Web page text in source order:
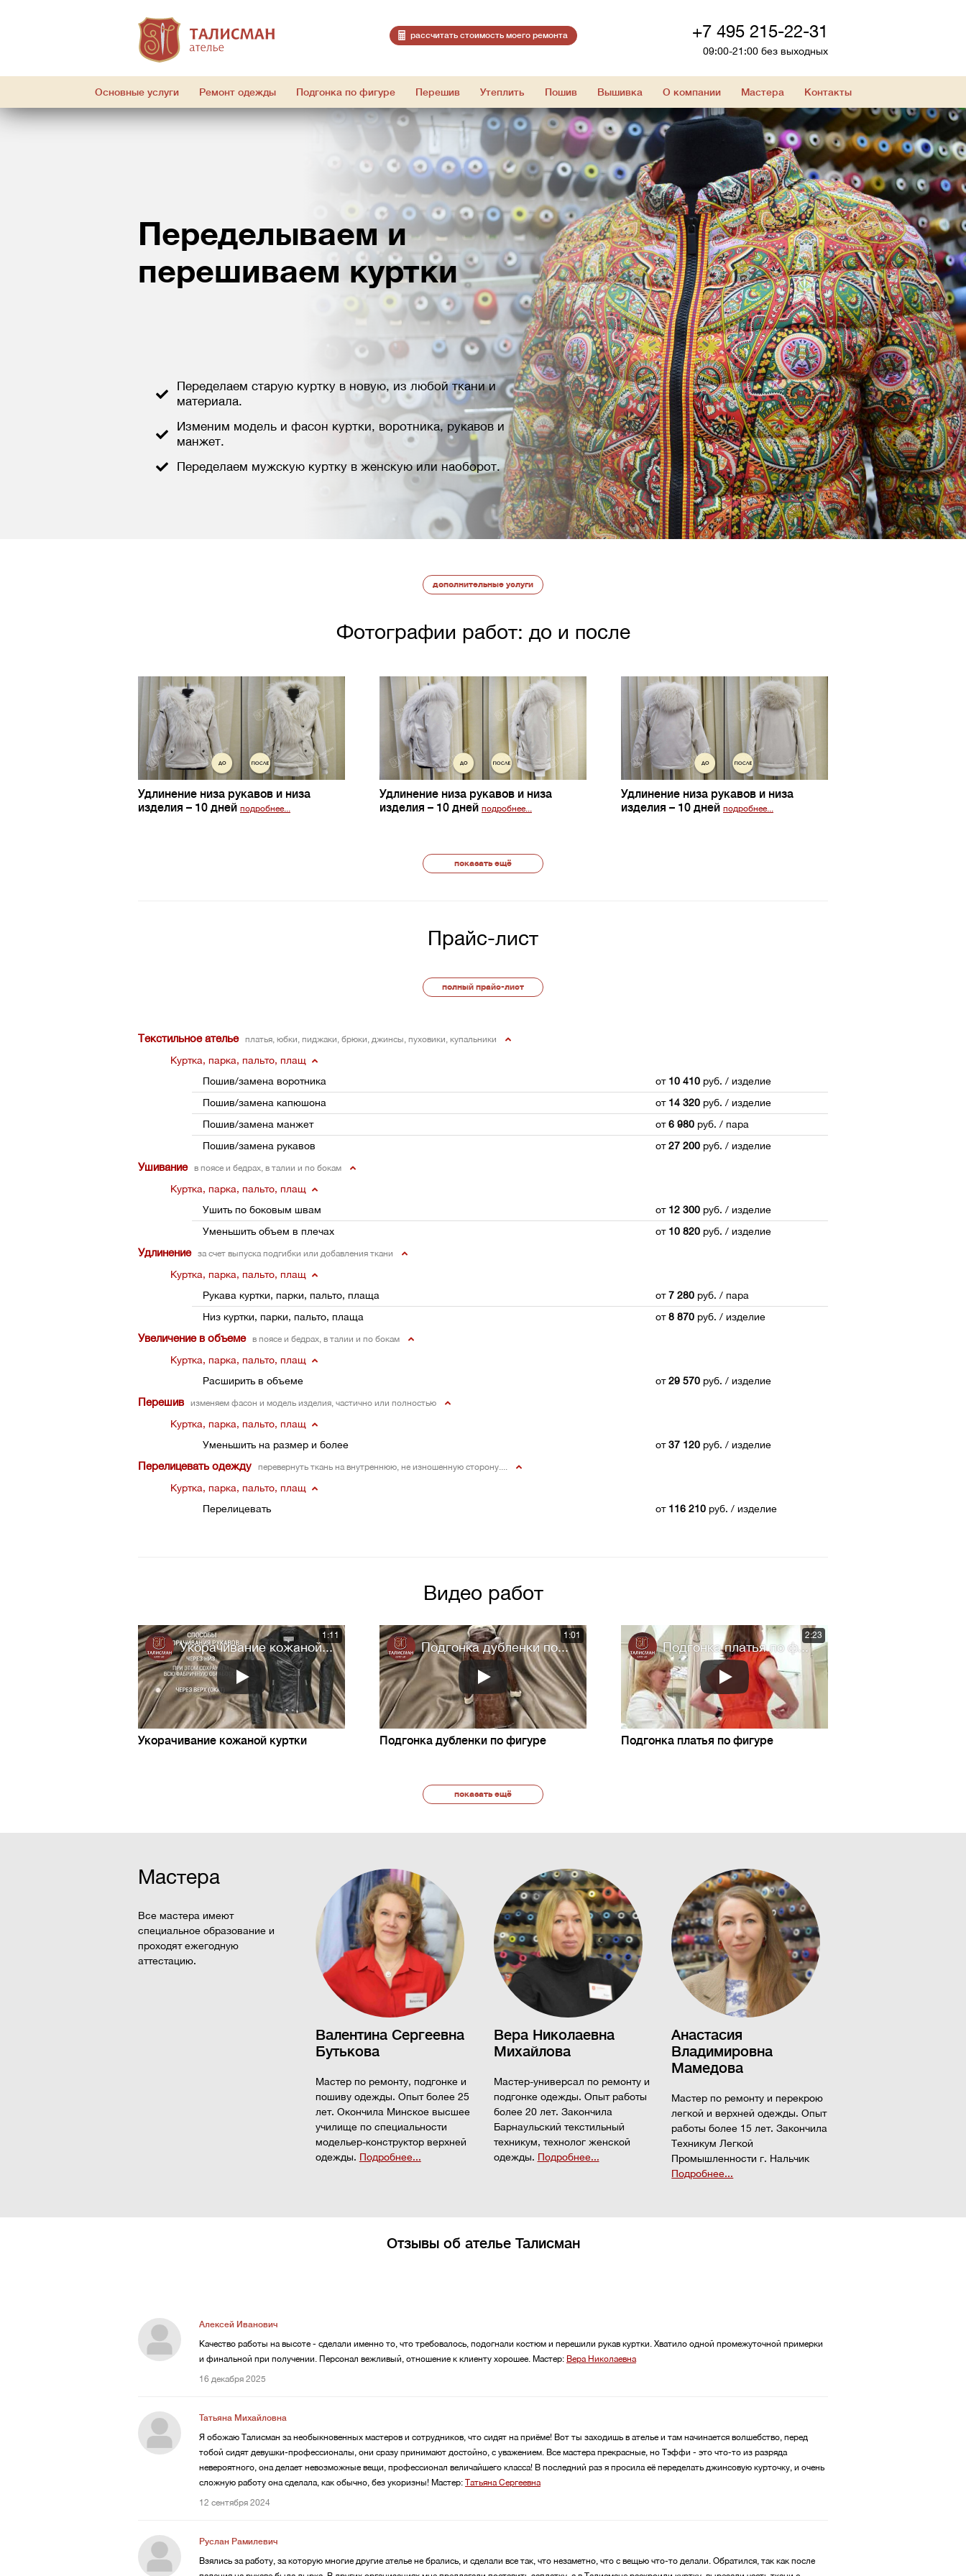
расcчитать стоимость моего ремонта +7 495 215-22-31
09:00-21:00 без выходных
Основные услуги Ремонт одежды Подгонка по фигуре Перешив Утеплить Пошив Вышивка О компании Мастера Контакты
Переделываем и
перешиваем куртки
Переделаем старую куртку в новую, из любой ткани и
материала.
Изменим модель и фасон куртки, воротника, рукавов и
манжет.
Переделаем мужскую куртку в женскую или наоборот.
дополнительные услуги
Фотографии работ: до и после
Удлинение низа рукавов и низа
изделия – 10 дней подробнее...
Удлинение низа рукавов и низа
изделия – 10 дней подробнее...
Удлинение низа рукавов и низа
изделия – 10 дней подробнее...
показать ещё
Прайс-лист
полный прайс-лист
Текстильное ателье платья, юбки, пиджаки, брюки, джинсы, пуховики, купальники
Куртка, парка, пальто, плащ
Пошив/замена воротника
от 10 410 руб. / изделие
Пошив/замена капюшона
от 14 320 руб. / изделие
Пошив/замена манжет
от6 980 руб. / пара
Пошив/замена рукавов
от27 200 руб. / изделие
Ушивание в поясе и бедрах, в талии и по бокам
Куртка, парка, пальто, плащ
Ушить по боковым швам
от 12 300 руб. / изделие
Уменьшить объем в плечах
от 10 820 руб. / изделие
Удлинение за счет выпуска подгибки или добавления ткани
Куртка, парка, пальто, плащ
Рукава куртки, парки, пальто, плаща
от7 280 руб. / пара
Низ куртки, парки, пальто, плаща
от8 870 руб. / изделие
Увеличение в объеме в поясе и бедрах, в талии и по бокам
Куртка, парка, пальто, плащ
Расширить в объеме
от29 570 руб. / изделие
Перешив изменяем фасон и модель изделия, частично или полностью
Куртка, парка, пальто, плащ
Уменьшить на размер и более
от37 120 руб. / изделие
Перелицевать одежду перевернуть ткань на внутреннюю, не изношенную сторону....
Куртка, парка, пальто, плащ
Перелицевать
от 116 210 руб. / изделие
Видео работ
Укорачивание кожаной...
1:11
Укорачивание кожаной куртки
Подгонка дубленки по...
1:01
Подгонка дубленки по фигуре
Подгонка платья по ф...
2:23
Подгонка платья по фигуре
показать ещё
Мастера
Все мастера имеют
специальное образование и
проходят ежегодную
аттестацию.
Валентина Сергеевна
Бутькова
Мастер по ремонту, подгонке и
пошиву одежды. Опыт более 25
лет. Окончила Минское высшее
училище по специальности
модельер-конструктор верхней
одежды. Подробнее...
Вера Николаевна
Михайлова
Мастер-универсал по ремонту и
подгонке одежды. Опыт работы
более 20 лет. Закончила
Барнаульский текстильный
техникум, технолог женской
одежды. Подробнее...
Анастасия
Владимировна
Мамедова
Мастер по ремонту и перекрою
легкой и верхней одежды. Опыт
работы более 15 лет. Закончила
Техникум Легкой
Промышленности г. Нальчик
Подробнее...
Отзывы об ателье Талисман
Алексей Иванович
Качество работы на высоте - сделали именно то, что требовалось, подогнали костюм и перешили рукав куртки. Хватило одной промежуточной примерки
и финальной при получении. Персонал вежливый, отношение к клиенту хорошее. Мастер: Вера Николаевна
16 декабря 2025
Татьяна Михайловна
Я обожаю Талисман за необыкновенных мастеров и сотрудников, что сидят на приёме! Вот ты заходишь в ателье и там начинается волшебство, перед
тобой сидят девушки-профессионалы, они сразу принимают достойно, с уважением. Все мастера прекрасные, но Тэффи - это что-то из разряда
невероятного, она делает невозможные вещи, профессионал величайшего класса! В последний раз я просила её переделать джинсовую курточку, и очень
сложную работу она сделала, как обычно, без укоризны! Мастер: Татьяна Сергеевна
12 сентября 2024
Руслан Рамилевич
Взялись за работу, за которую многие другие ателье не брались, и сделали все так, что незаметно, что с вещью что-то делали. Обратился, так как после